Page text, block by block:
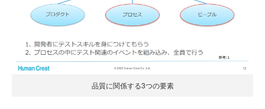
品質に関係する3つの要素